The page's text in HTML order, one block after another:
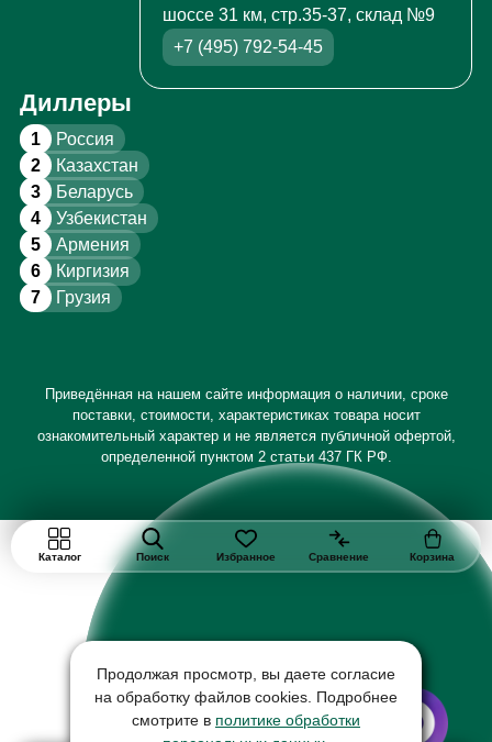
шоссе 31 км, стр.35-37, склад №9
+7 (495) 792-54-45
Диллеры
1 Россия
2 Казахстан
3 Беларусь
4 Узбекистан
5 Армения
6 Киргизия
7 Грузия
Приведённая на нашем сайте информация о наличии, сроке
поставки, стоимости, характеристиках товара носит
ознакомительный характер и не является публичной офертой,
определенной пунктом 2 статьи 437 ГК РФ.
Каталог Поиск Избранное Сравнение Корзина
Продолжая просмотр, вы даете согласие
на обработку файлов cookies. Подробнее
смотрите в политике обработки